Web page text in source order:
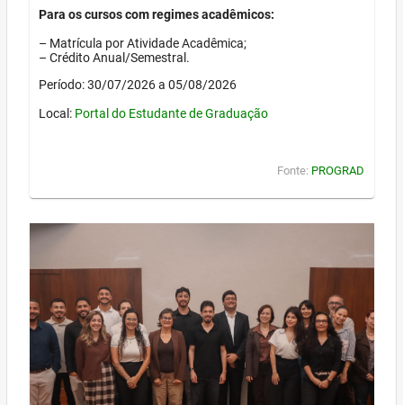
Para os cursos com regimes acadêmicos:
– Matrícula por Atividade Acadêmica;
– Crédito Anual/Semestral.
Período: 30/07/2026 a 05/08/2026
Local: Portal do Estudante de Graduação
Fonte: PROGRAD